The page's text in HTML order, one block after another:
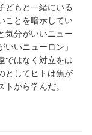
どもと一緒にいる
ことを暗示してい
気分がいいニュー
いニューロン」
ではなく対立をは
としてヒトは焦が
から学んだ。